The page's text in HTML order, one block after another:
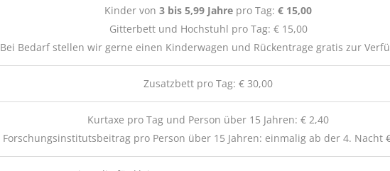
Kinder von 3 bis 5,99 Jahre pro Tag: € 15,00
Gitterbett und Hochstuhl pro Tag: € 15,00
Bei Bedarf stellen wir gerne einen Kinderwagen und Rückentrage gratis zur
Zusatzbett pro Tag: € 30,00
Kurtaxe pro Tag und Person über 15 Jahren: € 2,40
Forschungsinstitutsbeitrag pro Person über 15 Jahren: einmalig ab der 4. Nacht